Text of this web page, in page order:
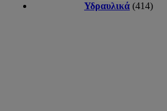
Υδραυλικά (414)